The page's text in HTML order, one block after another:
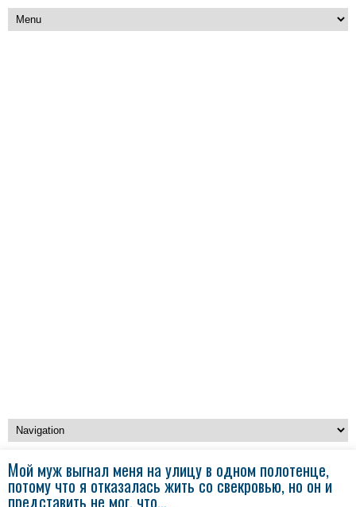
Мой муж выгнал меня на улицу в одном полотенце,
потому что я отказалась жить со свекровью, но он и
представить не мог, что…